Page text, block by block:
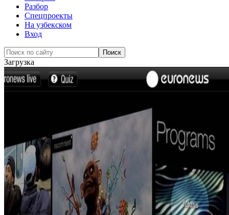
Разбор
Спецпроекты
На узбекском
Вход
Загрузка